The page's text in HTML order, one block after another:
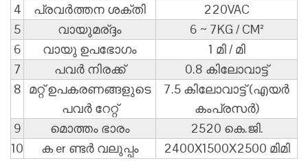
4
പ്രവർത്തന ശക്തി
220VAC
5
വായുമര്ദ്ദം
6 ~ 7KG / CM²
6
വായു ഉപഭോഗം
1 മി / മി
7
പവർ നിരക്ക്
0.8 കിലോവാട്ട്
8 മറ്റ് ഉപകരണങ്ങളുടെ
പവർ റേറ്റ്
7.5 കിലോവാട്ട് (എയർ
കംപ്രസർ)
9
മൊത്തം ഭാരം
2520 കെ.ജി.
10
ക er ണ്ടർ വലുപ്പം 2400X1500X2500 മിമി